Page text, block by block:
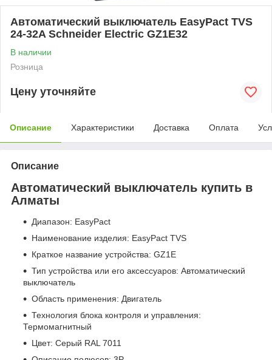
Автоматический выключатель EasyPact TVS
24-32A Schneider Electric GZ1E32
В наличии
Розница
Цену уточняйте
Описание Характеристики Доставка Оплата
Описание
Автоматический выключатель купить в
Алматы
Диапазон: EasyPact
Наименование изделия: EasyPact TVS
Краткое название устройства: GZ1E
Тип устройства или его аксессуаров: Автоматический
выключатель
Область применения: Двигатель
Технология блока контроля и управления:
Термомагнитный
Цвет: Серый RAL 7011